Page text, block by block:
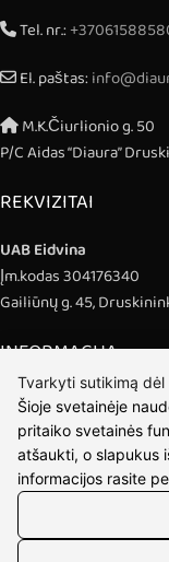
Tel. nr.:
El. paštas:
M.K.Čiurlionio g. 50
P/C Aidas “Diaura”
REKVIZITAI
UAB Eidvina
Įm.kodas 304176340
Gailiūnų g. 45,
INFORMACIJA
Pristatymas
Grąžinimo taisyklės
Pirkimo taisyklės
Privatumo politika
Sutarties atsisakymas
INFORMACIJA
Tvarkyti sutikimą dėl
Šioje svetainėje
pritaiko svetainės
atšaukti, o slapukus
informacijos rasite